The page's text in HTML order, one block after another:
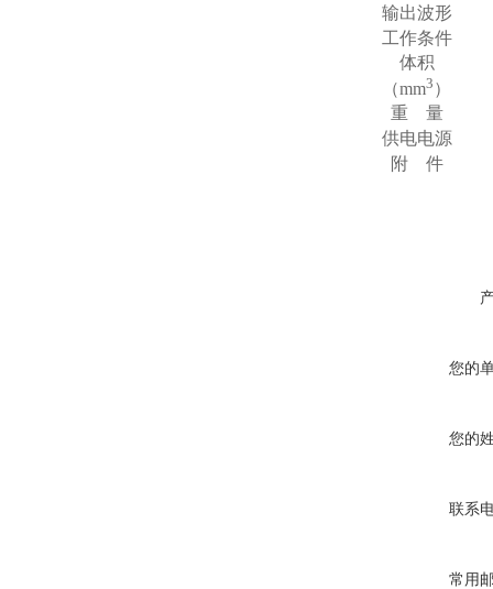
输出波形
工作条件
体积
（mm3 ）
重
量
供电电源
附
件
您的
您的
联系
常用